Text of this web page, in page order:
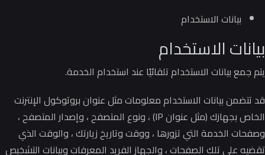
بيانات الاستخدام
بيانات الاستخدام
يتم جمع بيانات الاستخدام تلقائيًا عند استخدام الخدمة.
قد تتضمن بيانات الاستخدام معلومات مثل عنوان بروتوكول الإنترنت
الخاص بجهازك (مثل عنوان IP) ، ونوع المتصفح ، وإصدار المتصفح ،
وصفحات الخدمة التي تزورها ، ووقت وتاريخ زيارتك ، والوقت الذي
تقضيه على تلك الصفحات ، والجهاز الفريد المعرفات وبيانات التشخيص